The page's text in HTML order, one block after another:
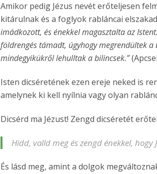
Amikor pedig Jézus nevét erőteljesen
kitárulnak és a foglyok rabláncai
imádkozott, és énekkel magasztalta az
földrengés támadt, úgyhogy megrendültek
mindegyikükről lehulltak a bilincsek.”
Isten dicséretének ezen ereje neked is
amelynek ki kell nyílnia vagy olyan
Dicsérd ma Jézust! Zengd dicséretét
Hidd, valld meg és zengd énekkel,
És lásd meg, amint a dolgok